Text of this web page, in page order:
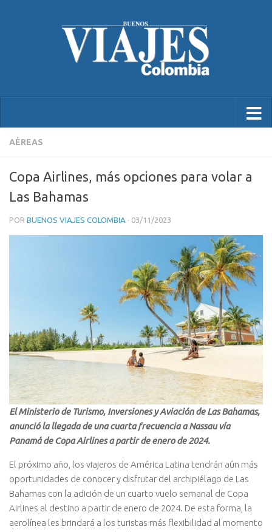
AÉREAS
Copa Airlines, más opciones para volar a
Las Bahamas
POR BUENOS VIAJES COLOMBIA · 03/11/2023
El Ministerio de Turismo, Inversiones y Aviación de Las Bahamas,
anunció la llegada de una cuarta frecuencia a Nassau vía
Panamá de Copa Airlines a partir de enero de 2024.
El próximo año, los viajeros de América Latina tendrán aún más
oportunidades de conocer y disfrutar del archipiélago de Las
Bahamas con la adición de un cuarto vuelo semanal de Copa
Airlines al destino a partir de enero de 2024. De esta forma, la
aerolínea les brindará a los turistas más flexibilidad al momento